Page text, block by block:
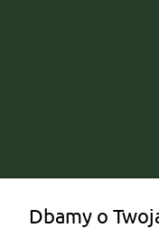
Dbamy o